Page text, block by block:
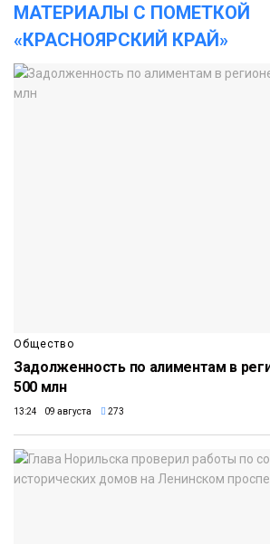
МАТЕРИАЛЫ С ПОМЕТКОЙ
«КРАСНОЯРСКИЙ КРАЙ»
Общество
Задолженность по алиментам в
500 млн
13:24 09 августа 273